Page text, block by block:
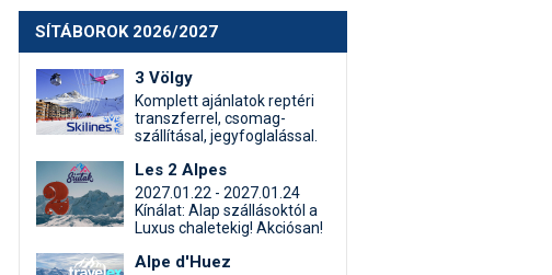
SÍTÁBOROK 2026/2027
3 Völgy
Komplett ajánlatok reptéri
transzferrel, csomag-
szállításal, jegyfoglalással.
Les 2 Alpes
2027.01.22 - 2027.01.24
Kínálat: Alap szállásoktól a
Luxus chaletekig! Akciósan!
Alpe d'Huez